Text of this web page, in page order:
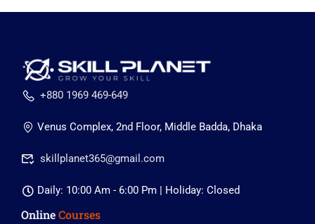
+880 1969 469-649
Venus Complex, 2nd Floor, Middle Badda, Dhaka
skillplanet365@gmail.com
Daily: 10:00 Am - 6:00 Pm | Holiday: Closed
OnlineCourses